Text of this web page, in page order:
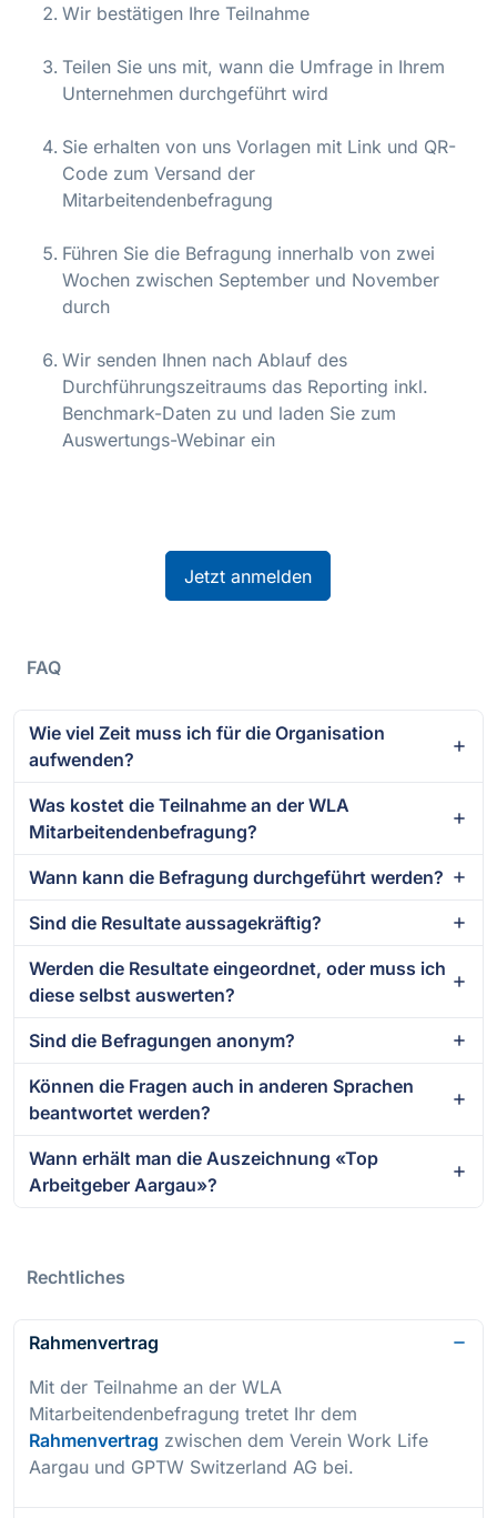
Wir bestätigen Ihre Teilnahme
Teilen Sie uns mit, wann die Umfrage in Ihrem
Unternehmen durchgeführt wird
Sie erhalten von uns Vorlagen mit Link und QR-
Code zum Versand der
Mitarbeitendenbefragung
Führen Sie die Befragung innerhalb von zwei
Wochen zwischen September und November
durch
Wir senden Ihnen nach Ablauf des
Durchführungszeitraums das Reporting inkl.
Benchmark-Daten zu und laden Sie zum
Auswertungs-Webinar ein
Jetzt anmelden
FAQ
Wie viel Zeit muss ich für die Organisation
aufwenden?
Was kostet die Teilnahme an der WLA
Mitarbeitendenbefragung?
Wann kann die Befragung durchgeführt werden?
Sind die Resultate aussagekräftig?
Werden die Resultate eingeordnet, oder muss ich
diese selbst auswerten?
Sind die Befragungen anonym?
Können die Fragen auch in anderen Sprachen
beantwortet werden?
Wann erhält man die Auszeichnung «Top
Arbeitgeber Aargau»?
Rechtliches
Rahmenvertrag
Mit der Teilnahme an der WLA
Mitarbeitendenbefragung tretet Ihr dem
Rahmenvertrag zwischen dem Verein Work Life
Aargau und GPTW Switzerland AG bei.